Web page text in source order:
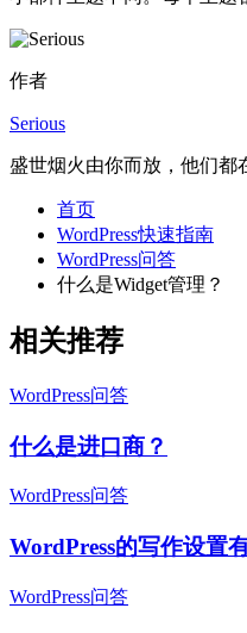
作者
Serious
盛世烟火由你而放，他们都
首页
WordPress快速指南
WordPress问答
什么是Widget管理？
相关推荐
WordPress问答
什么是进口商？
WordPress问答
WordPress的写作设置
WordPress问答